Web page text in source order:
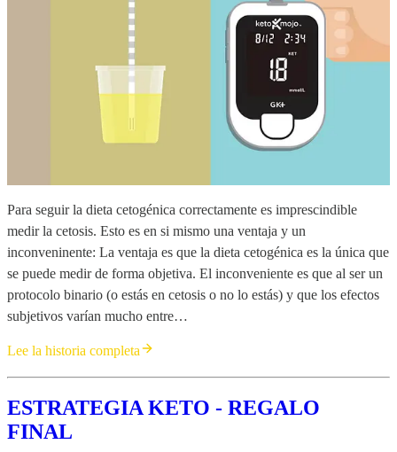
Para seguir la dieta cetogénica correctamente es imprescindible
medir la cetosis. Esto es en si mismo una ventaja y un
inconveninente: La ventaja es que la dieta cetogénica es la única que
se puede medir de forma objetiva. El inconveniente es que al ser un
protocolo binario (o estás en cetosis o no lo estás) y que los efectos
subjetivos varían mucho entre…
Lee la historia completa
ESTRATEGIA KETO - REGALO
FINAL